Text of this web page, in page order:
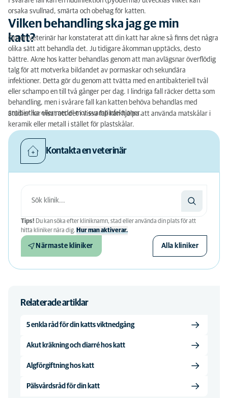
orsaka svullnad, smärta och obehag för katten.
Vilken behandling ska jag ge min
katt?
Om en veterinär har konstaterat att din katt har akne så finns det några
olika sätt att behandla det. Ju tidigare åkomman upptäcks, desto
bättre. Akne hos katter behandlas genom att man avlägsnar överflödig
talg för att motverka bildandet av pormaskar och sekundära
infektioner. Detta gör du genom att tvätta med en antibakteriell tvål
eller schampo en till två gånger per dag. I lindriga fall räcker detta som
behandling, men i svårare fall kan katten behöva behandlas med
antibiotika eller medel mot svampinfektioner.
Studier har visat att det i vissa fall kan hjälpa att använda matskålar i
keramik eller metall i stället för plastskålar.
Kontakta en veterinär
Tips! Du kan söka efter kliniknamn, stad eller använda din plats för att
hitta kliniker nära dig. Hur man aktiverar.
Närmaste kliniker Alla kliniker
Relaterade artiklar
5 enkla råd för din katts viktnedgång
Akut kräkning och diarré hos katt
Algförgiftning hos katt
Pälsvårdsråd för din katt